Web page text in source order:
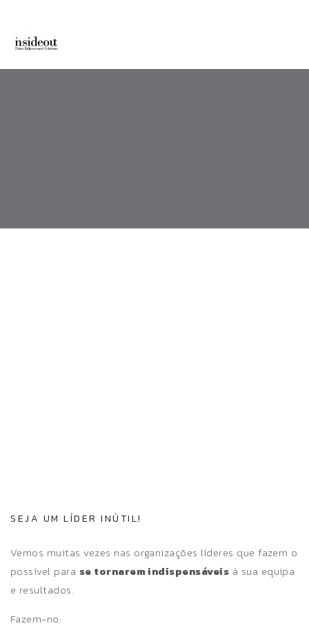
SEJA UM LÍDER INÚTIL!
Vemos muitas vezes nas organizações líderes que fazem o
possível para se tornarem indispensáveis à sua equipa
e resultados.
Fazem-no: